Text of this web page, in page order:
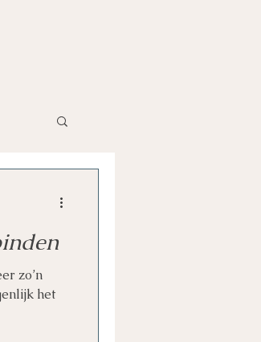
zo’n
het